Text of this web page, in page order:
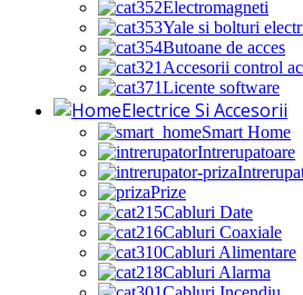
Electromagneti
Yale si bolturi
Butoane de acces
Accesorii control
Licente software
Electrice Si Accesorii
Smart Home
Intrerupatoare
Prize
Cabluri Date
Cabluri Coaxiale
Cabluri Alimentare
Cabluri Alarma